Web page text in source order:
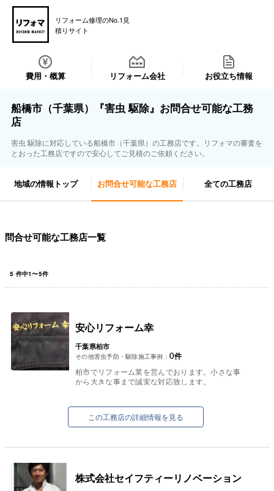
リフォーム修理のNo.1見
積りサイト
費用・概算 リフォーム会社 お役立ち情報
船橋市（千葉県）『害虫 駆除』お問合せ可能な工務
店
害虫 駆除に対応している船橋市（千葉県）の工務店です。リフォマの審査を
とおった工務店ですので安心してご見積のご依頼ください。
地域の情報トップ お問合せ可能な工務店 全ての工務店
問合せ可能な工務店一覧
5 件中1〜5件
安心リフォーム幸
千葉県柏市
その他害虫予防・駆除施工事例： 0件
柏市でリフォーム業を営んでおります。小さな事
から大きな事まで誠実な対応致します。
この工務店の詳細情報を見る
株式会社セイフティーリノベーション